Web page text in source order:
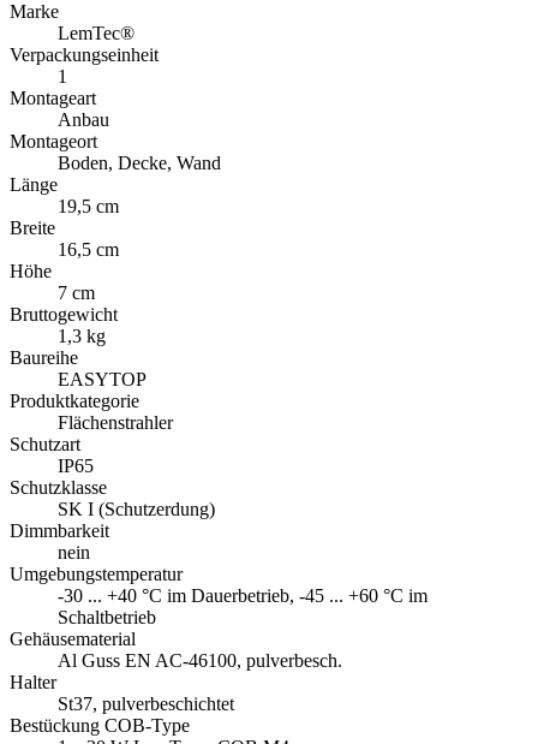
Marke
LemTec®
Verpackungseinheit
1
Montageart
Anbau
Montageort
Boden, Decke, Wand
Länge
19,5 cm
Breite
16,5 cm
Höhe
7 cm
Bruttogewicht
1,3 kg
Baureihe
EASYTOP
Produktkategorie
Flächenstrahler
Schutzart
IP65
Schutzklasse
SK I (Schutzerdung)
Dimmbarkeit
nein
Umgebungstemperatur
-30 ... +40 °C im Dauerbetrieb, -45 ... +60 °C im
Schaltbetrieb
Gehäusematerial
Al Guss EN AC-46100, pulverbesch.
Halter
St37, pulverbeschichtet
Bestückung COB-Type